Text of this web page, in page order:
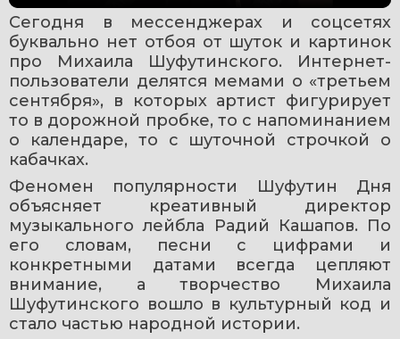
Сегодня в мессенджерах и соцсетях
буквально нет отбоя от шуток и картинок
про Михаила Шуфутинского. Интернет-
пользователи делятся мемами о «третьем
сентября», в которых артист фигурирует
то в дорожной пробке, то с напоминанием
о календаре, то с шуточной строчкой о
кабачках.
Феномен популярности Шуфутин Дня
объясняет креативный директор
музыкального лейбла Радий Кашапов. По
его словам, песни с цифрами и
конкретными датами всегда цепляют
внимание, а творчество Михаила
Шуфутинского вошло в культурный код и
стало частью народной истории.